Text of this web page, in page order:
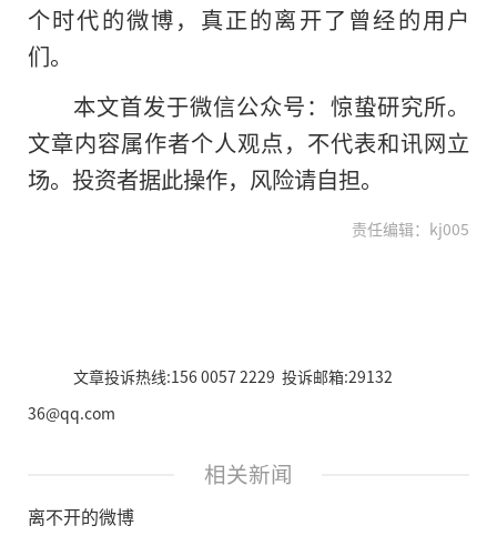
个时代的微博，真正的离开了曾经的用户
们。
本文首发于微信公众号：惊蛰研究所。
文章内容属作者个人观点，不代表和讯网立
场。投资者据此操作，风险请自担。
责任编辑：kj005
文章投诉热线:156 0057 2229 投诉邮箱:29132
36@qq.com
相关新闻
离不开的微博